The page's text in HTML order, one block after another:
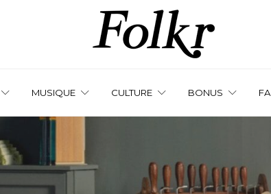
MUSIQUE CULTURE BONUS